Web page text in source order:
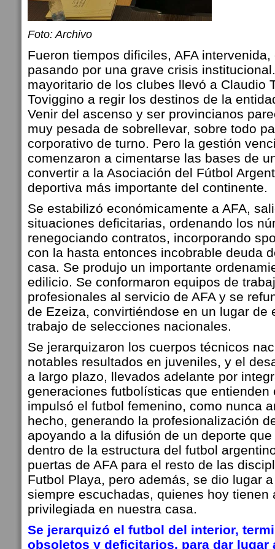
Foto: Archivo
Fueron tiempos dificiles, AFA
pasando por una grave crisis
mayoritario de los clubes llevó a Claudio
Toviggino a regir los destinos de la
Venir del ascenso y ser provincianos
muy pesada de sobrellevar, sobre todo
corporativo de turno. Pero la gestión
comenzaron a cimentarse las bases de
convertir a la Asociación del Fútbol
deportiva más importante del continente.
Se estabilizó económicamente a AFA,
situaciones deficitarias, ordenando los
renegociando contratos, incorporando
con la hasta entonces incobrable deuda
casa. Se produjo un importante
edilicio. Se conformaron equipos de
profesionales al servicio de AFA y se
de Ezeiza, convirtiéndose en un lugar de
trabajo de selecciones nacionales.
Se jerarquizaron los cuerpos técnicos
notables resultados en juveniles, y el
a largo plazo, llevados adelante por
generaciones futbolísticas que
impulsó el futbol femenino, como nunca
hecho, generando la profesionalización
apoyando a la difusión de un deporte
dentro de la estructura del futbol
puertas de AFA para el resto de las
Futbol Playa, pero además, se dio lugar
siempre escuchadas, quienes hoy tienen
privilegiada en nuestra casa.
Se jerarquizó el futbol del interior,
obsoletos y deficitarios, para dar lugar